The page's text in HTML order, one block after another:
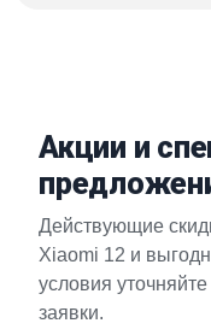
Акции и
Действующие
Xiaomi 12 и
условия
заявки.